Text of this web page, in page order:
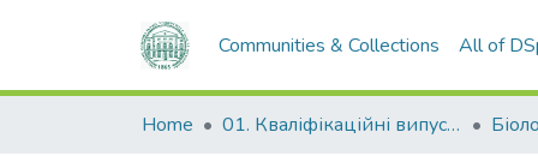
Communities & Collections All of
Home 01. Кваліфікаційні випускні роботи здобувачів вищої освіти